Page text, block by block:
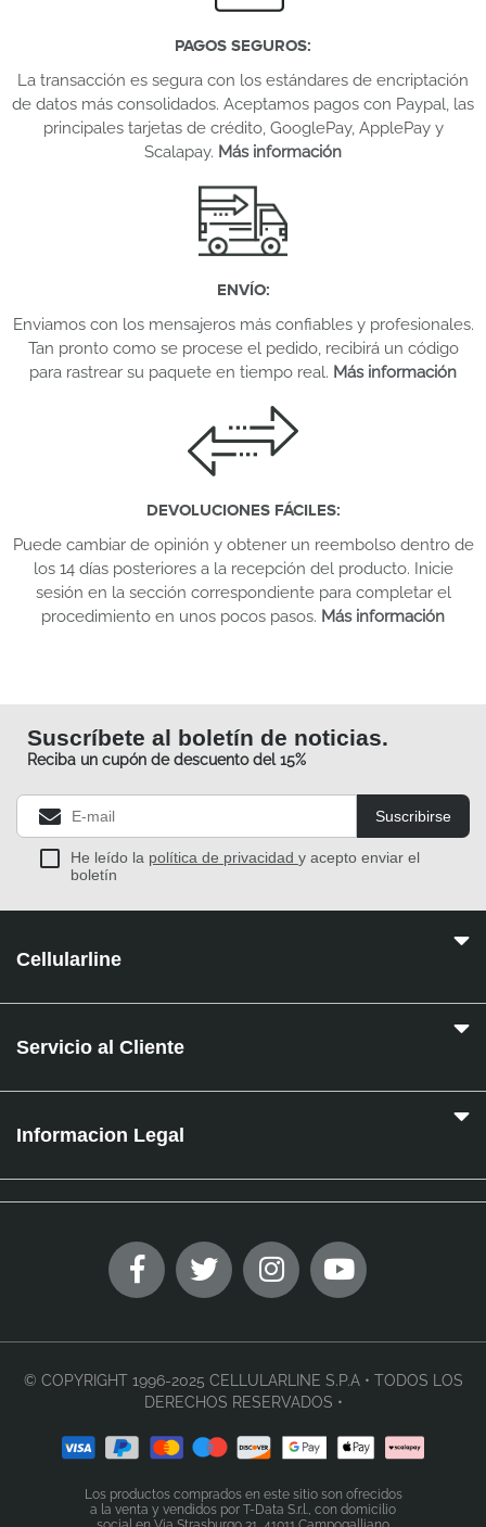
PAGOS SEGUROS:
La transacción es segura con los estándares de encriptación
de datos más consolidados. Aceptamos pagos con Paypal, las
principales tarjetas de crédito, GooglePay, ApplePay y
Scalapay. Más información
ENVÍO:
Enviamos con los mensajeros más confiables y profesionales.
Tan pronto como se procese el pedido, recibirá un código
para rastrear su paquete en tiempo real. Más información
DEVOLUCIONES FÁCILES:
Puede cambiar de opinión y obtener un reembolso dentro de
los 14 días posteriores a la recepción del producto. Inicie
sesión en la sección correspondiente para completar el
procedimiento en unos pocos pasos. Más información
Suscríbete al boletín de noticias.
Reciba un cupón de descuento del 15%
Suscribirse
He leído la política de privacidad y acepto enviar el
boletín
Cellularline
Servicio al Cliente
Informacion Legal
© COPYRIGHT 1996-2025 CELLULARLINE S.P.A • TODOS LOS
DERECHOS RESERVADOS •
Los productos comprados en este sitio son ofrecidos
a la venta y vendidos por T-Data S.r.l., con domicilio